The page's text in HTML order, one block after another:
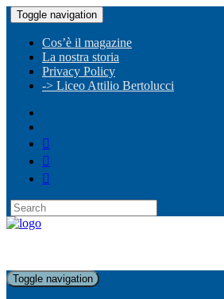
Toggle navigation
Cos’è il magazine
La nostra storia
Privacy Policy
-> Liceo Attilio Bertolucci
Toggle navigation